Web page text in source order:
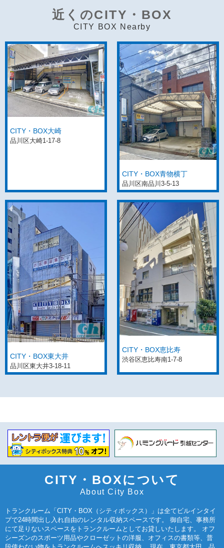
近くのCITY・BOX
CITY BOX Nearby
CITY・BOX大崎
品川区大崎1-17-8
CITY・BOX青物横丁
品川区南品川3-5-13
CITY・BOX東大井
品川区東大井3-18-11
CITY・BOX恵比寿
渋谷区恵比寿南1-7-8
CITY・BOXについて
About City Box
トランクルーム「CITY・BOX（シティボックス）」は全てビルインタイ
プで24時間出し入れ自由のレンタル収納スペースです。 御自宅、事務所
にて足りないスペースをトランクルームとしてお貸しいたします。 オフ
シーズンのスポーツ用品やクローゼットの洋服、オフィスの書類等、普